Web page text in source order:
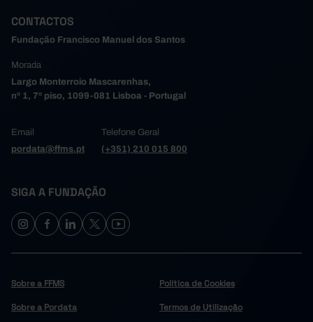
CONTACTOS
Fundação Francisco Manuel dos Santos
Morada
Largo Monterroio Mascarenhas,
nº 1, 7º piso, 1099-081 Lisboa - Portugal
Email
pordata@ffms.pt
Telefone Geral
(+351) 210 015 800
SIGA A FUNDAÇÃO
Sobre a FFMS
Sobre a Pordata
Política de Cookies
Termos de Utilização